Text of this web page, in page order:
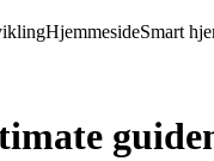
HjemmesideSmart